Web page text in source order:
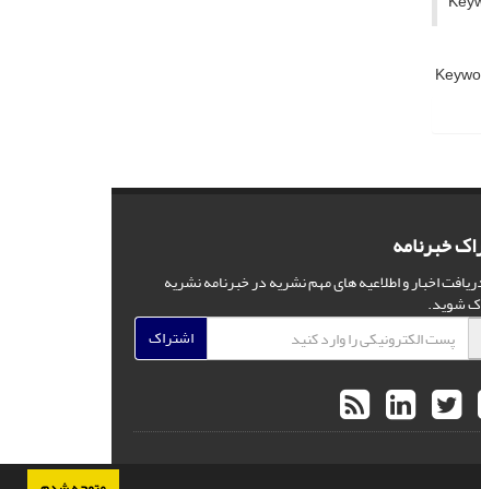
خبرنامه
اخبار و اطلاعیه های مهم نشریه در خبرنامه نشریه
شوید.
اشتراک